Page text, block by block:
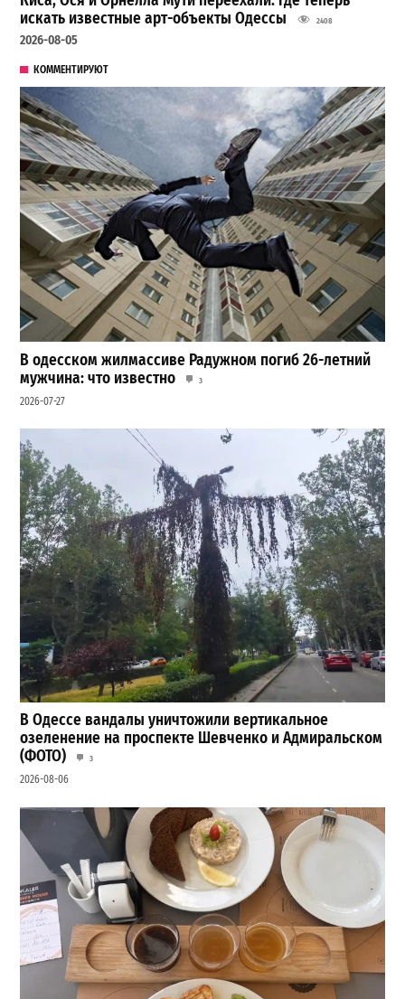
искать известные арт-объекты Одессы
2408
2026-08-05
КОММЕНТИРУЮТ
В одесском жилмассиве Радужном погиб 26-летний
мужчина: что известно
3
2026-07-27
В Одессе вандалы уничтожили вертикальное
озеленение на проспекте Шевченко и Адмиральском
(ФОТО)
3
2026-08-06